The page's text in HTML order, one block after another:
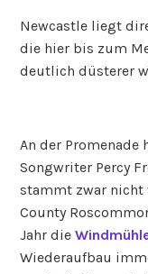
Newcastle liegt
die hier bis zum
deutlich düsterer
An der Promenade
Songwriter Percy
stammt zwar nicht
County
Jahr die
Wiederaufbau